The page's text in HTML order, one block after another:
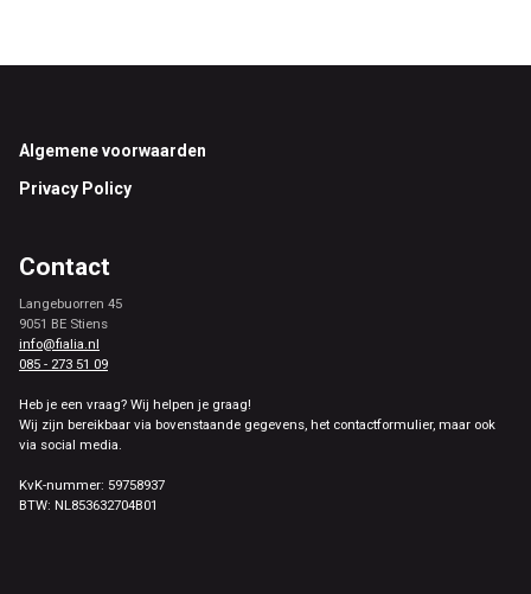
Footer
Algemene voorwaarden
Privacy Policy
Contact
Langebuorren 45
9051 BE Stiens
info@fialia.nl
085 - 273 51 09
Heb je een vraag? Wij helpen je graag!
Wij zijn bereikbaar via bovenstaande gegevens, het contactformulier, maar ook
via social media.
KvK-nummer: 59758937
BTW: NL853632704B01